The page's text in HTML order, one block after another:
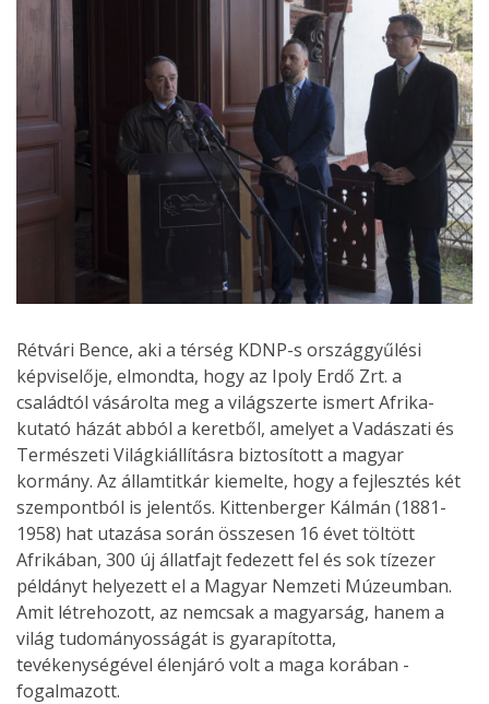
Rétvári Bence, aki a térség KDNP-s országgyűlési
képviselője, elmondta, hogy az Ipoly Erdő Zrt. a
családtól vásárolta meg a világszerte ismert Afrika-
kutató házát abból a keretből, amelyet a Vadászati és
Természeti Világkiállításra biztosított a magyar
kormány. Az államtitkár kiemelte, hogy a fejlesztés két
szempontból is jelentős. Kittenberger Kálmán (1881-
1958) hat utazása során összesen 16 évet töltött
Afrikában, 300 új állatfajt fedezett fel és sok tízezer
példányt helyezett el a Magyar Nemzeti Múzeumban.
Amit létrehozott, az nemcsak a magyarság, hanem a
világ tudományosságát is gyarapította,
tevékenységével élenjáró volt a maga korában -
fogalmazott.